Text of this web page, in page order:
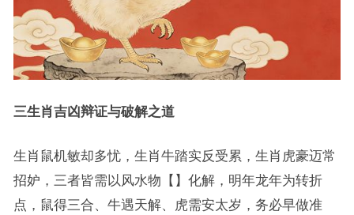
三生肖吉凶辩证与破解之道
生肖鼠机敏却多忧，生肖牛踏实反受累，生肖虎豪迈常
招妒，三者皆需以风水物【】化解，明年龙年为转折
点，鼠得三合、牛遇天解、虎需安太岁，务必早做准